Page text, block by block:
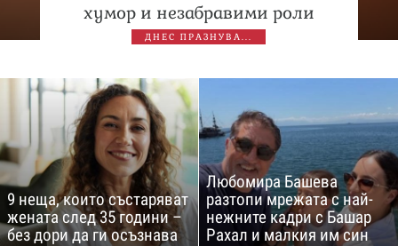
хумор и незабравими роли
ДНЕС ПРАЗНУВА...
9 неща, които състаряват
жената след 35 години –
без дори да ги осъзнава
Любомира Башева
разтопи мрежата с най-
нежните кадри с Башар
Рахал и малкия им син